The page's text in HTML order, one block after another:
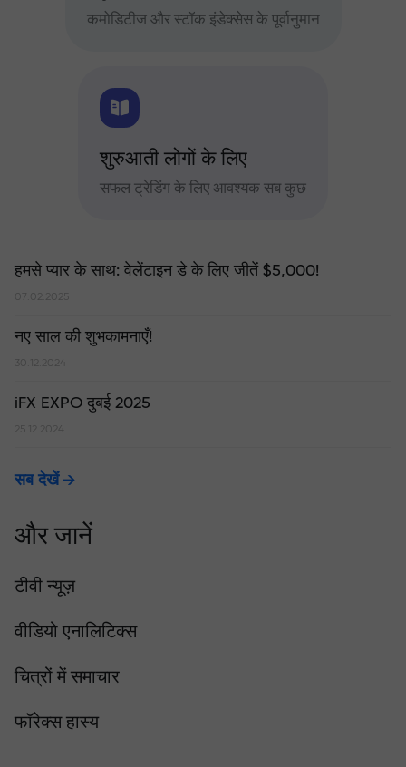
कमोडिटीज और स्टॉक इंडेक्सेस के पूर्वानुमान
शुरुआती लोगों के लिए
सफल ट्रेडिंग के लिए आवश्यक सब कुछ
हमसे प्यार के साथ: वेलेंटाइन डे के लिए जीतें $5,000!
नए साल की शुभकामनाएँ!
30.12.2024
iFX EXPO दुबई 2025
25.12.2024
सब देखें
और जानें
टीवी न्यूज़
वीडियो एनालिटिक्स
चित्रों में समाचार
फॉरेक्स हास्य